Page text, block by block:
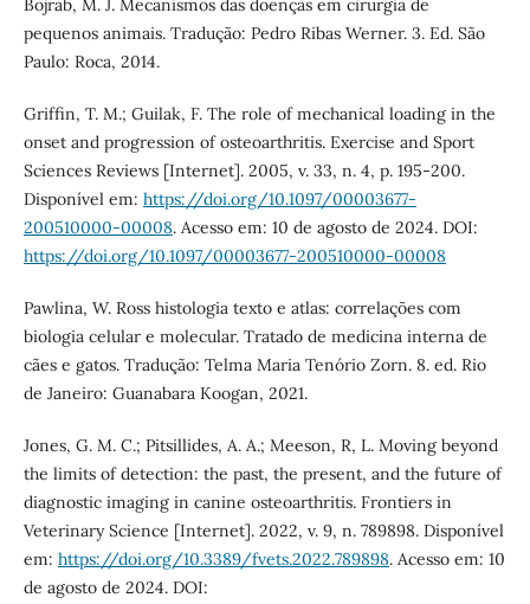
Bojrab, M. J. Mecanismos das doenças em cirurgia de
pequenos animais. Tradução: Pedro Ribas Werner. 3. Ed. São
Paulo: Roca, 2014.
Griffin, T. M.; Guilak, F. The role of mechanical loading in the
onset and progression of osteoarthritis. Exercise and Sport
Sciences Reviews [Internet]. 2005, v. 33, n. 4, p. 195-200.
Disponível em: https://doi.org/10.1097/00003677-
200510000-00008. Acesso em: 10 de agosto de 2024. DOI:
https://doi.org/10.1097/00003677-200510000-00008
Pawlina, W. Ross histologia texto e atlas: correlações com
biologia celular e molecular. Tratado de medicina interna de
cães e gatos. Tradução: Telma Maria Tenório Zorn. 8. ed. Rio
de Janeiro: Guanabara Koogan, 2021.
Jones, G. M. C.; Pitsillides, A. A.; Meeson, R, L. Moving beyond
the limits of detection: the past, the present, and the future of
diagnostic imaging in canine osteoarthritis. Frontiers in
Veterinary Science [Internet]. 2022, v. 9, n. 789898. Disponível
em: https://doi.org/10.3389/fvets.2022.789898. Acesso em: 10
de agosto de 2024. DOI: